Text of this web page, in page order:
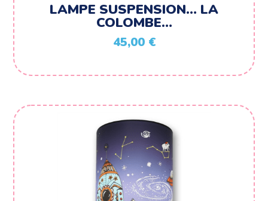
LAMPE SUSPENSION… LA
COLOMBE…
45,00 €